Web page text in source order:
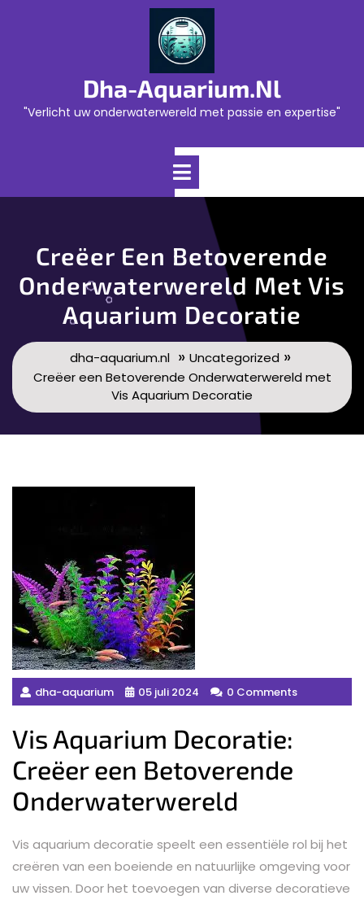
Dha-Aquarium.nl
"Verlicht uw onderwaterwereld met passie en expertise"
Open
Creëer Een Betoverende
Onderwaterwereld Met Vis
Aquarium Decoratie
dha-aquarium.nl» Uncategorized »
Creëer een Betoverende Onderwaterwereld met
Vis Aquarium Decoratie
dha-aquarium 05 juli 2024 0 Comments
Vis Aquarium Decoratie:
Creëer een Betoverende
Onderwaterwereld
Vis aquarium decoratie speelt een essentiële rol bij het
creëren van een boeiende en natuurlijke omgeving voor
uw vissen. Door het toevoegen van diverse decoratieve